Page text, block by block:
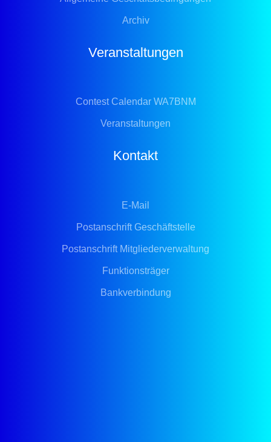
Archiv
Veranstaltungen
Contest Calendar WA7BNM
Veranstaltungen
Kontakt
E-Mail
Postanschrift Geschäftstelle
Postanschrift Mitgliederverwaltung
Funktionsträger
Bankverbindung